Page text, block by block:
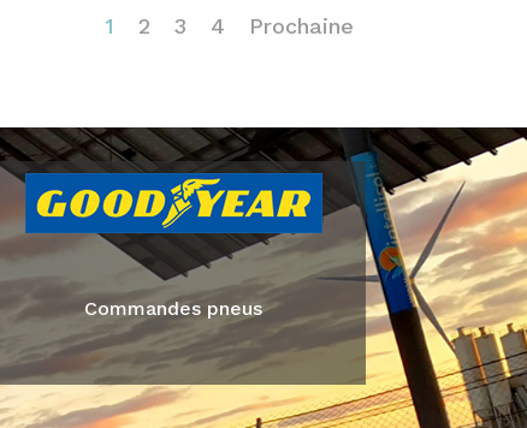
1 2 3 4 Prochaine
Commandes pneus